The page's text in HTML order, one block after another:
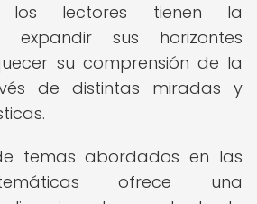
los lectores tienen la
expandir sus horizontes
su comprensión de la
de distintas miradas y
temas abordados en las
ofrece una